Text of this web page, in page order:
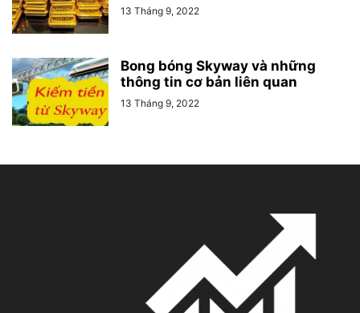
13 Tháng 9, 2022
Bong bóng Skyway và những
thông tin cơ bản liên quan
13 Tháng 9, 2022